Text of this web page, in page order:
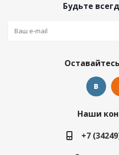
Будьте
Наши
+7